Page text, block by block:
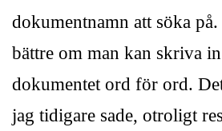
dokumentnamn att söka
bättre om man kan skriva
dokumentet ord för ord.
jag tidigare sade, otroligt